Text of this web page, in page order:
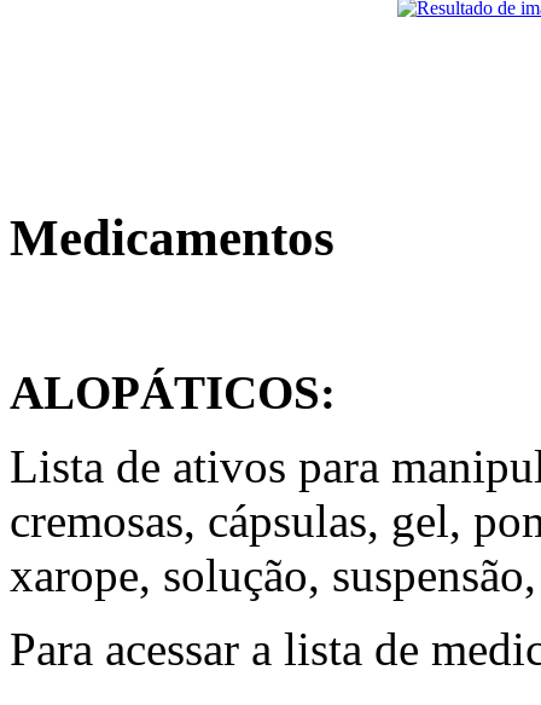
Medicamentos
ALOPÁTICOS:
Lista de ativos para
cremosas, cápsulas, gel,
xarope, solução,
Para acessar a lista de